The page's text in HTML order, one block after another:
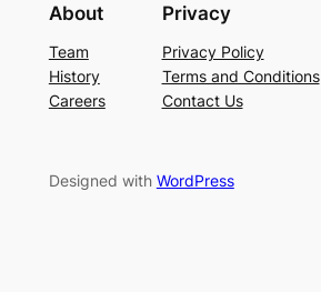
About
Team
History
Careers
Privacy
Privacy Policy
Terms and Conditions
Contact Us
Designed with WordPress